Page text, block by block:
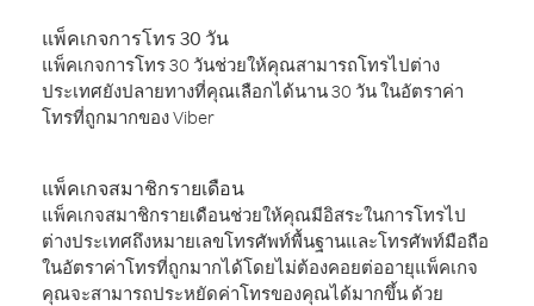
แพ็คเกจการโทร 30 วัน
แพ็คเกจการโทร 30 วันช่วยให้คุณสามารถโทรไปต่าง
ประเทศยังปลายทางที่คุณเลือกได้นาน 30 วัน ในอัตราค่า
โทรที่ถูกมากของ Viber
แพ็คเกจสมาชิกรายเดือน
แพ็คเกจสมาชิกรายเดือนช่วยให้คุณมีอิสระในการโทรไป
ต่างประเทศถึงหมายเลขโทรศัพท์พื้นฐานและโทรศัพท์มือถือ
ในอัตราค่าโทรที่ถูกมากได้โดยไม่ต้องคอยต่ออายุแพ็คเกจ
คุณจะสามารถประหยัดค่าโทรของคุณได้มากขึ้น ด้วย